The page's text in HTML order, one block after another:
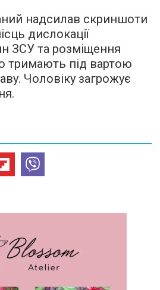
надсилав скриншоти
дислокації
ЗСУ та розміщення
тримають під вартою
Чоловіку загрожує